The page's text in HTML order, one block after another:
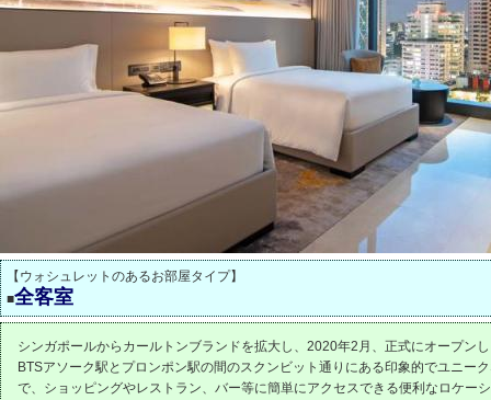
【ウォシュレットのあるお部屋タイプ】
■全客室
シンガポールからカールトンブランドを拡大し、2020年2月、正式にオープン
BTSアソーク駅とプロンポン駅の間のスクンビット通りにある印象的でユニー
で、ショッピングやレストラン、バー等に簡単にアクセスできる便利なロケー